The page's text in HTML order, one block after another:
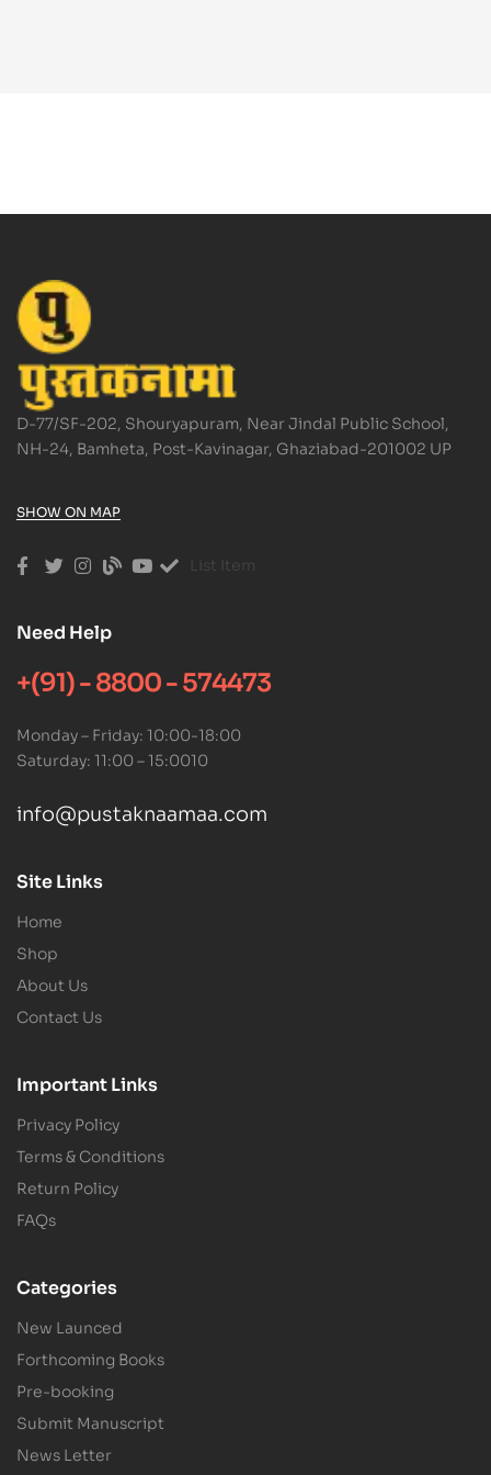
D-77/SF-202, Shouryapuram, Near Jindal Public School,
NH-24, Bamheta, Post-Kavinagar, Ghaziabad-201002 UP
SHOW ON MAP
List Item
Need Help
+(91) - 8800 - 574473
Monday – Friday: 10:00-18:00
Saturday: 11:00 – 15:0010
info@pustaknaamaa.com
Site Links
Home
Shop
About Us
Contact Us
Important Links
Privacy Policy
Terms & Conditions
Return Policy
FAQs
Categories
New Launced
Forthcoming Books
Pre-booking
Submit Manuscript
News Letter